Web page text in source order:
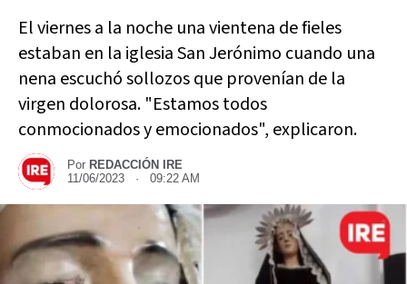
El viernes a la noche una vientena de fieles
estaban en la iglesia San Jerónimo cuando una
nena escuchó sollozos que provenían de la
virgen dolorosa. "Estamos todos
conmocionados y emocionados", explicaron.
Por REDACCIÓN IRE
11/06/2023 · 09:22 AM